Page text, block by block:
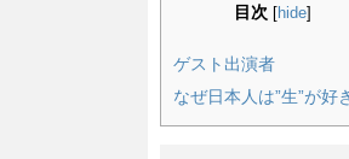
目次 [hide]
ゲスト出演者
なぜ日本人は”生”が好